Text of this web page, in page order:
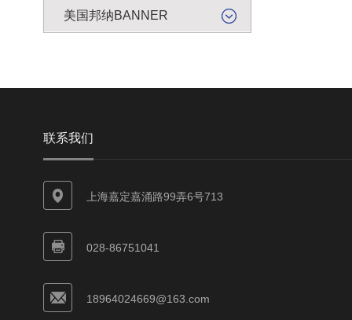
美国邦纳BANNER
联系我们
上海嘉定嘉涌路99弄6号713
028-86751041
18964024669@163.com